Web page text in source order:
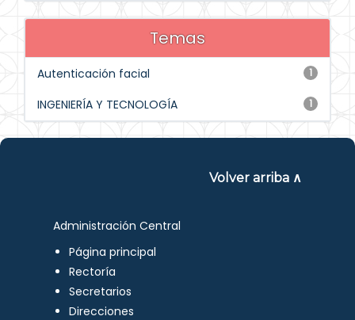
Temas
1
Autenticación facial
1
INGENIERÍA Y TECNOLOGÍA
Volver arriba ∧
Administración Central
Página principal
Rectoría
Secretarios
Direcciones